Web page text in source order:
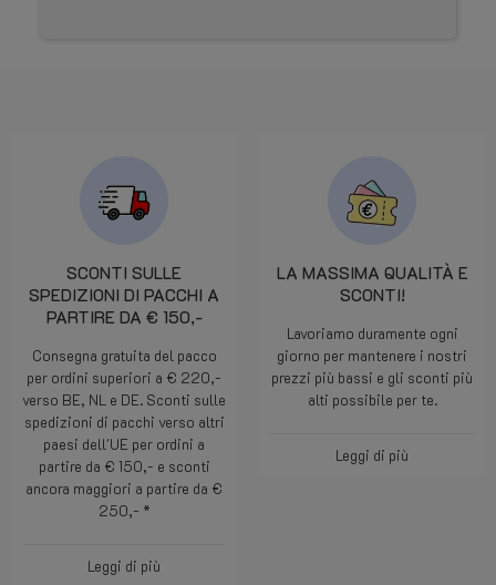
SCONTI SULLE
SPEDIZIONI DI PACCHI A
PARTIRE DA € 150,-
Consegna gratuita del pacco
per ordini superiori a € 220,-
verso BE, NL e DE. Sconti sulle
spedizioni di pacchi verso altri
paesi dell'UE per ordini a
partire da € 150,- e sconti
ancora maggiori a partire da €
250,- *
Leggi di più
LA MASSIMA QUALITÀ E
SCONTI!
Lavoriamo duramente ogni
giorno per mantenere i nostri
prezzi più bassi e gli sconti più
alti possibile per te.
Leggi di più